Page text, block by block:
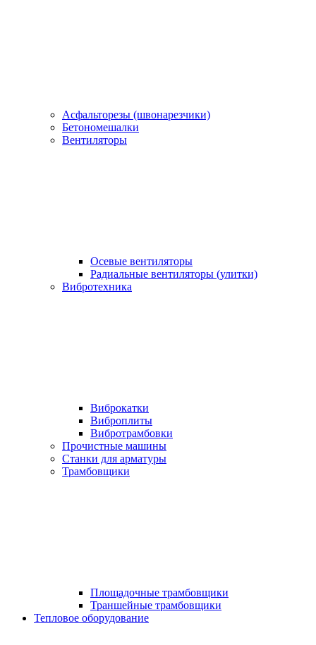
Асфальторезы (швонарезчики)
Бетономешалки
Вентиляторы
Осевые вентиляторы
Радиальные вентиляторы (улитки)
Вибротехника
Виброкатки
Виброплиты
Вибротрамбовки
Прочистные машины
Станки для арматуры
Трамбовщики
Площадочные трамбовщики
Траншейные трамбовщики
Тепловое оборудование